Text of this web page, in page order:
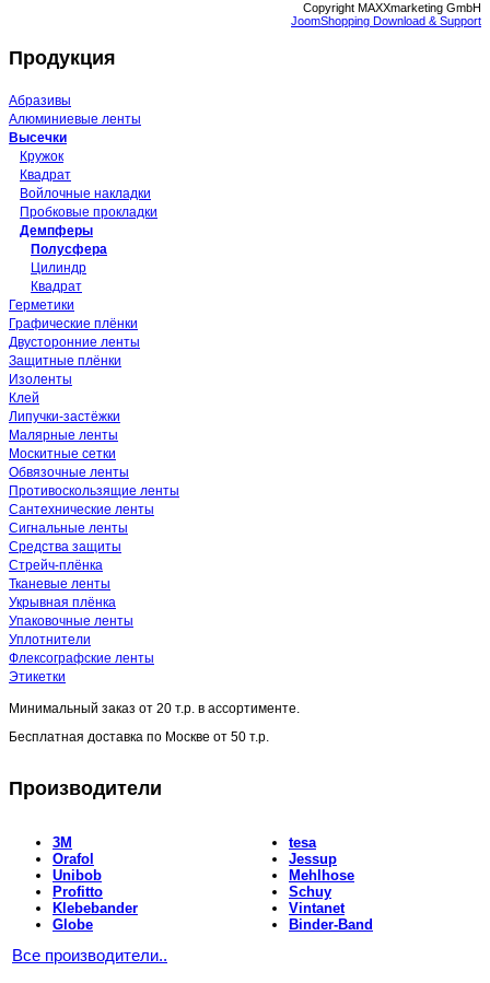
Copyright MAXXmarketing GmbH
JoomShopping Download & Support
Продукция
Абразивы
Алюминиевые ленты
Высечки
Кружок
Квадрат
Войлочные накладки
Пробковые прокладки
Демпферы
Полусфера
Цилиндр
Квадрат
Герметики
Графические плёнки
Двусторонние ленты
Защитные плёнки
Изоленты
Клей
Липучки-застёжки
Малярные ленты
Москитные сетки
Обвязочные ленты
Противоскользящие ленты
Сантехнические ленты
Сигнальные ленты
Средства защиты
Стрейч-плёнка
Тканевые ленты
Укрывная плёнка
Упаковочные ленты
Уплотнители
Флексографские ленты
Этикетки
Минимальный заказ от 20 т.р. в ассортименте.
Бесплатная доставка по Москве от 50 т.р.
Производители
3M
Orafol
Unibob
Profitto
Klebebander
Globe
tesa
Jessup
Mehlhose
Schuy
Vintanet
Binder-Band
Все производители..